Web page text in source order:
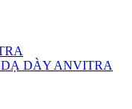
DÀY ANVITRA